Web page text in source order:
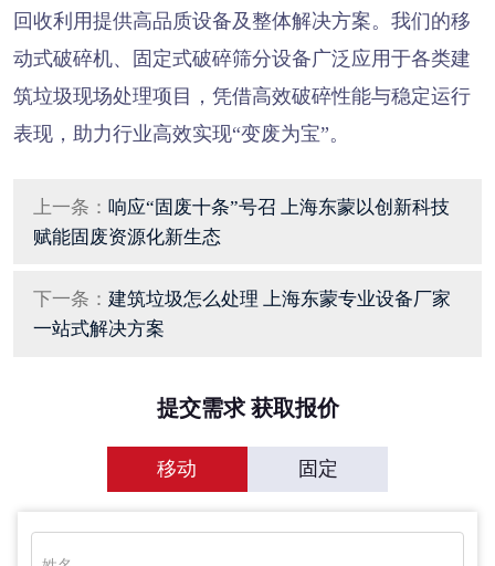
回收利用提供高品质设备及整体解决方案。我们的移
动式破碎机、固定式破碎筛分设备广泛应用于各类建
筑垃圾现场处理项目，凭借高效破碎性能与稳定运行
表现，助力行业高效实现“变废为宝”。
上一条： 响应“固废十条”号召 上海东蒙以创新科技
赋能固废资源化新生态
下一条： 建筑垃圾怎么处理 上海东蒙专业设备厂家
一站式解决方案
提交需求 获取报价
移动 固定